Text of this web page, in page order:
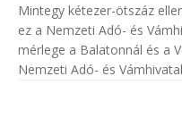
Mintegy kétezer-ötszáz
ez a Nemzeti Adó- és
mérlege a Balatonnál és a
Nemzeti Adó- és